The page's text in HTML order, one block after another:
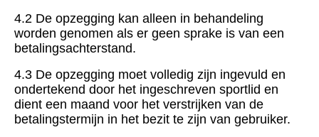
4.2 De opzegging kan alleen in behandeling
worden genomen als er geen sprake is van een
betalingsachterstand.
4.3 De opzegging moet volledig zijn ingevuld en
ondertekend door het ingeschreven sportlid en
dient een maand voor het verstrijken van de
betalingstermijn in het bezit te zijn van gebruiker.